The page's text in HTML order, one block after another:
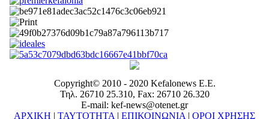
Copyright© 2010 - 2020 Kefalonews Ε.E.
Τηλ. 26710 25.310, Fax: 26710 26.320
E-mail: kef-news@otenet.gr
ΑΡΧΙΚΗ | ΤΑΥΤΟΤΗΤΑ | ΕΠΙΚΟΙΝΩΝΙΑ | ΟΡΟΙ ΧΡΗΣΗΣ